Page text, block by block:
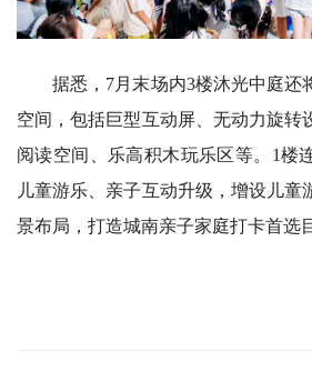
据悉，7月末场内3楼沐光中庭还
空间，包括巨型互动屏、无动力旋转
阅读空间、乐高积木玩乐区等。1楼
儿童游乐、亲子互动升级，增设儿童
景布局，打造城南亲子家庭打卡首选